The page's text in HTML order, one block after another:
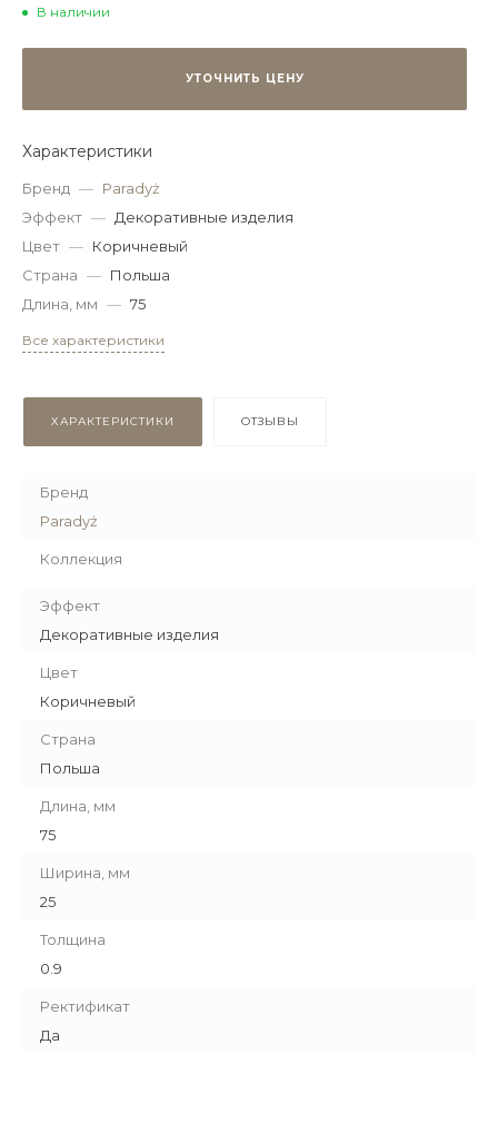
В наличии
УТОЧНИТЬ ЦЕНУ
Характеристики
Бренд — Paradyż
Эффект — Декоративные изделия
Цвет — Коричневый
Страна — Польша
Длина, мм — 75
Все характеристики
ХАРАКТЕРИСТИКИ ОТЗЫВЫ
Бренд
Paradyż
Коллекция
Эффект
Декоративные изделия
Цвет
Коричневый
Страна
Польша
Длина, мм
75
Ширина, мм
25
Толщина
0.9
Ректификат
Да